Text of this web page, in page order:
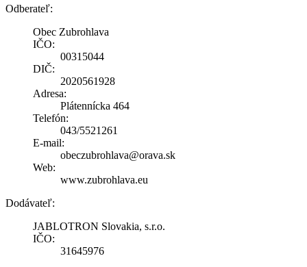
Odberateľ:
Obec Zubrohlava
IČO:
00315044
DIČ:
2020561928
Adresa:
Plátennícka 464
Telefón:
043/5521261
E-mail:
obeczubrohlava@orava.sk
Web:
www.zubrohlava.eu
Dodávateľ:
JABLOTRON Slovakia, s.r.o.
IČO:
31645976